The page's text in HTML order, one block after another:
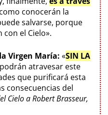
como conocerán la
salvarse, porque
el Cielo».
Virgen María: «SIN LA
atravesar este
que purificará esta
consecuencias del
Cielo a Robert Brasseur,